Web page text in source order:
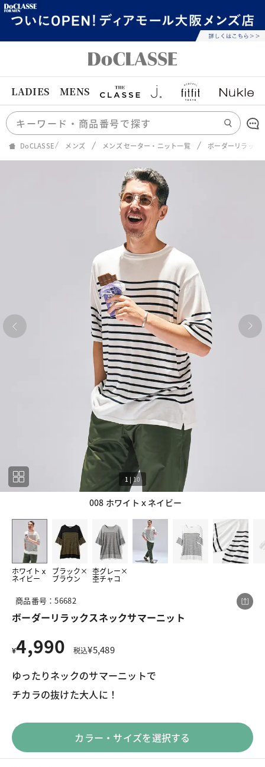
LADIES MENS
DoCLASSE メンズ メンズ セーター・ニット一覧 ボーダーリラック
008 ホワイトｘネイビー
1 | 10
ホワイトｘ
ネイビー
ブラック×
ブラウン
杢グレー×
杢チャコ
10
商品番号：56682
ボーダーリラックスネックサマーニット
¥4,990 税込¥5,489
ゆったりネックのサマーニットで
チカラの抜けた大人に！
カラー・サイズを選択する
この商品をシェアする
ボーダーリラックスネックサマーニット